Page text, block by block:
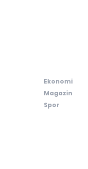
Ekonomi
Magazin
Spor